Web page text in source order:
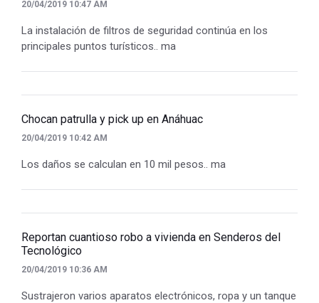
20/04/2019 10:47 AM
La instalación de filtros de seguridad continúa en los
principales puntos turísticos.. ma
Chocan patrulla y pick up en Anáhuac
20/04/2019 10:42 AM
Los daños se calculan en 10 mil pesos.. ma
Reportan cuantioso robo a vivienda en Senderos del
Tecnológico
20/04/2019 10:36 AM
Sustrajeron varios aparatos electrónicos, ropa y un tanque